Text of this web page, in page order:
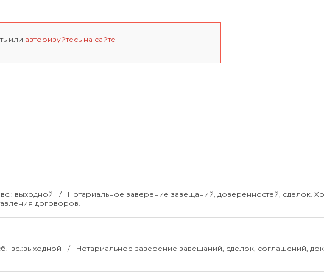
или авторизуйтесь на сайте
выходной
Нотариальное заверение завещаний, доверенностей, сделок.
договоров.
вс.:выходной
Нотариальное заверение завещаний, сделок, соглашений,